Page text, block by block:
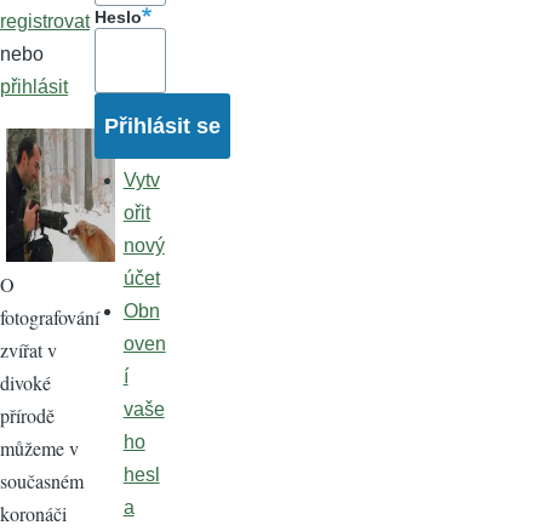
registrovat
nebo
přihlásit
O
fotografování
zvířat v
divoké
přírodě
můžeme v
současném
koronáči
Heslo
Vytv
ořit
nový
účet
Obn
oven
í
vaše
ho
hesl
a